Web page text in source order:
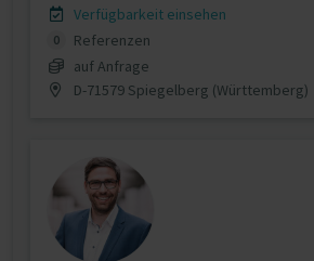
Verfügbarkeit einsehen
0
Referenzen
auf Anfrage
D-71579 Spiegelberg (Württemberg)